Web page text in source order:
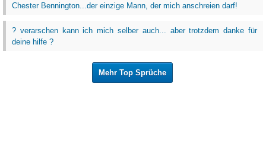
Chester Bennington...der einzige Mann, der mich anschreien darf!
? verarschen kann ich mich selber auch... aber trotzdem danke für
deine hilfe ?
Mehr Top Sprüche